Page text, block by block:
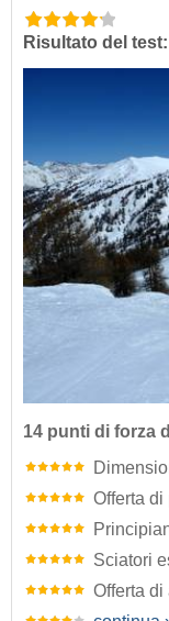
Risultato del
14 punti di forza
Offerta di
Sciatori
Offerta di